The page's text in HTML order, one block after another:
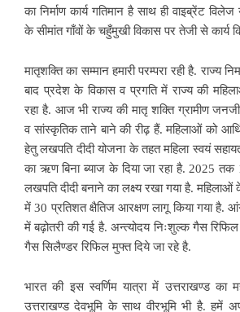
का निर्माण कार्य गतिमान है साथ ही वाइब्रेंट
के सीमांत गाँवों के चहुँमुखी विकास पर तेजी से कार्य
मातृशक्ति का सम्मान हमारी परम्परा रही है. राज्य
बाद प्रदेश के विकास व प्रगति में राज्य की
रहा है. आज भी राज्य की मातृ शक्ति ग्रामीण
व सांस्कृतिक ताने बाने की रीढ़ हैं. महिलाओं को
हेतु लखपति दीदी योजना के तहत महिला स्वयं
का ऋण बिना ब्याज के दिया जा रहा है. 2025
लखपति दीदी बनाने का लक्ष्य रखा गया है. महिलाओं
में 30 प्रतिशत क्षैतिज आरक्षण लागू किया गया है.
में बढ़ोतरी की गई है. अन्त्योदय निःशुल्क गैस
गैस सिलैण्डर रिफिल मुफ्त दिये जा रहे है.
भारत की इस स्वर्णिम यात्रा में उत्तराखण्ड का
उत्तराखण्ड देवभूमि के साथ वीरभूमि भी है. हमें